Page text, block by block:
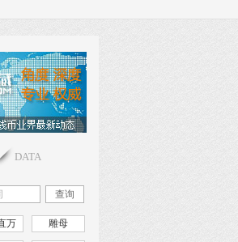
DATA
查询
万 雕母